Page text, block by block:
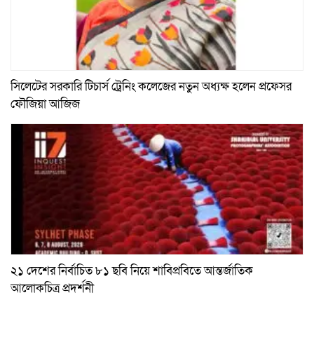
সিলেটের সরকারি টিচার্স ট্রেনিং কলেজের নতুন অধ্যক্ষ হলেন প্রফেসর
ফৌজিয়া আজিজ
২১ দেশের নির্বাচিত ৮১ ছবি নিয়ে শাবিপ্রবিতে আন্তর্জাতিক
আলোকচিত্র প্রদর্শনী